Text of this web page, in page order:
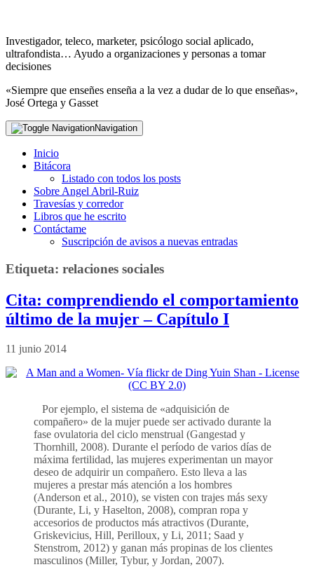
Investigador, teleco, marketer, psicólogo social aplicado,
ultrafondista… Ayudo a organizaciones y personas a tomar
decisiones
«Siempre que enseñes enseña a la vez a dudar de lo que enseñas»,
José Ortega y Gasset
Navigation
Inicio
Bitácora
Listado con todos los posts
Sobre Angel Abril-Ruiz
Travesías y corredor
Libros que he escrito
Contáctame
Suscripción de avisos a nuevas entradas
Etiqueta: relaciones sociales
Cita: comprendiendo el comportamiento
último de la mujer – Capítulo I
11 junio 2014
Por ejemplo, el sistema de «adquisición de
compañero» de la mujer puede ser activado durante la
fase ovulatoria del ciclo menstrual (Gangestad y
Thornhill, 2008). Durante el período de varios días de
máxima fertilidad, las mujeres experimentan un mayor
deseo de adquirir un compañero. Esto lleva a las
mujeres a prestar más atención a los hombres
(Anderson et al., 2010), se visten con trajes más sexy
(Durante, Li, y Haselton, 2008), compran ropa y
accesorios de productos más atractivos (Durante,
Griskevicius, Hill, Perilloux, y Li, 2011; Saad y
Stenstrom, 2012) y ganan más propinas de los clientes
masculinos (Miller, Tybur, y Jordan, 2007).